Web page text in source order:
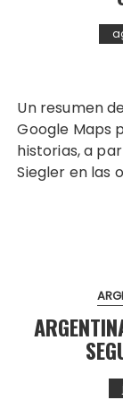
Un resumen de las herramientas disponibles en
Google Maps
historias, a
Siegler en las